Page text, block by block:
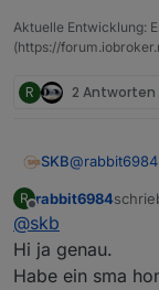
Danke
Aktuelle Entwicklung:
(https://
R 2 Antworten
SKB@rabbit6984
nicht auf
R
Offline
rabbit6984
@skb
Hi ja genau.
Habe ein sma